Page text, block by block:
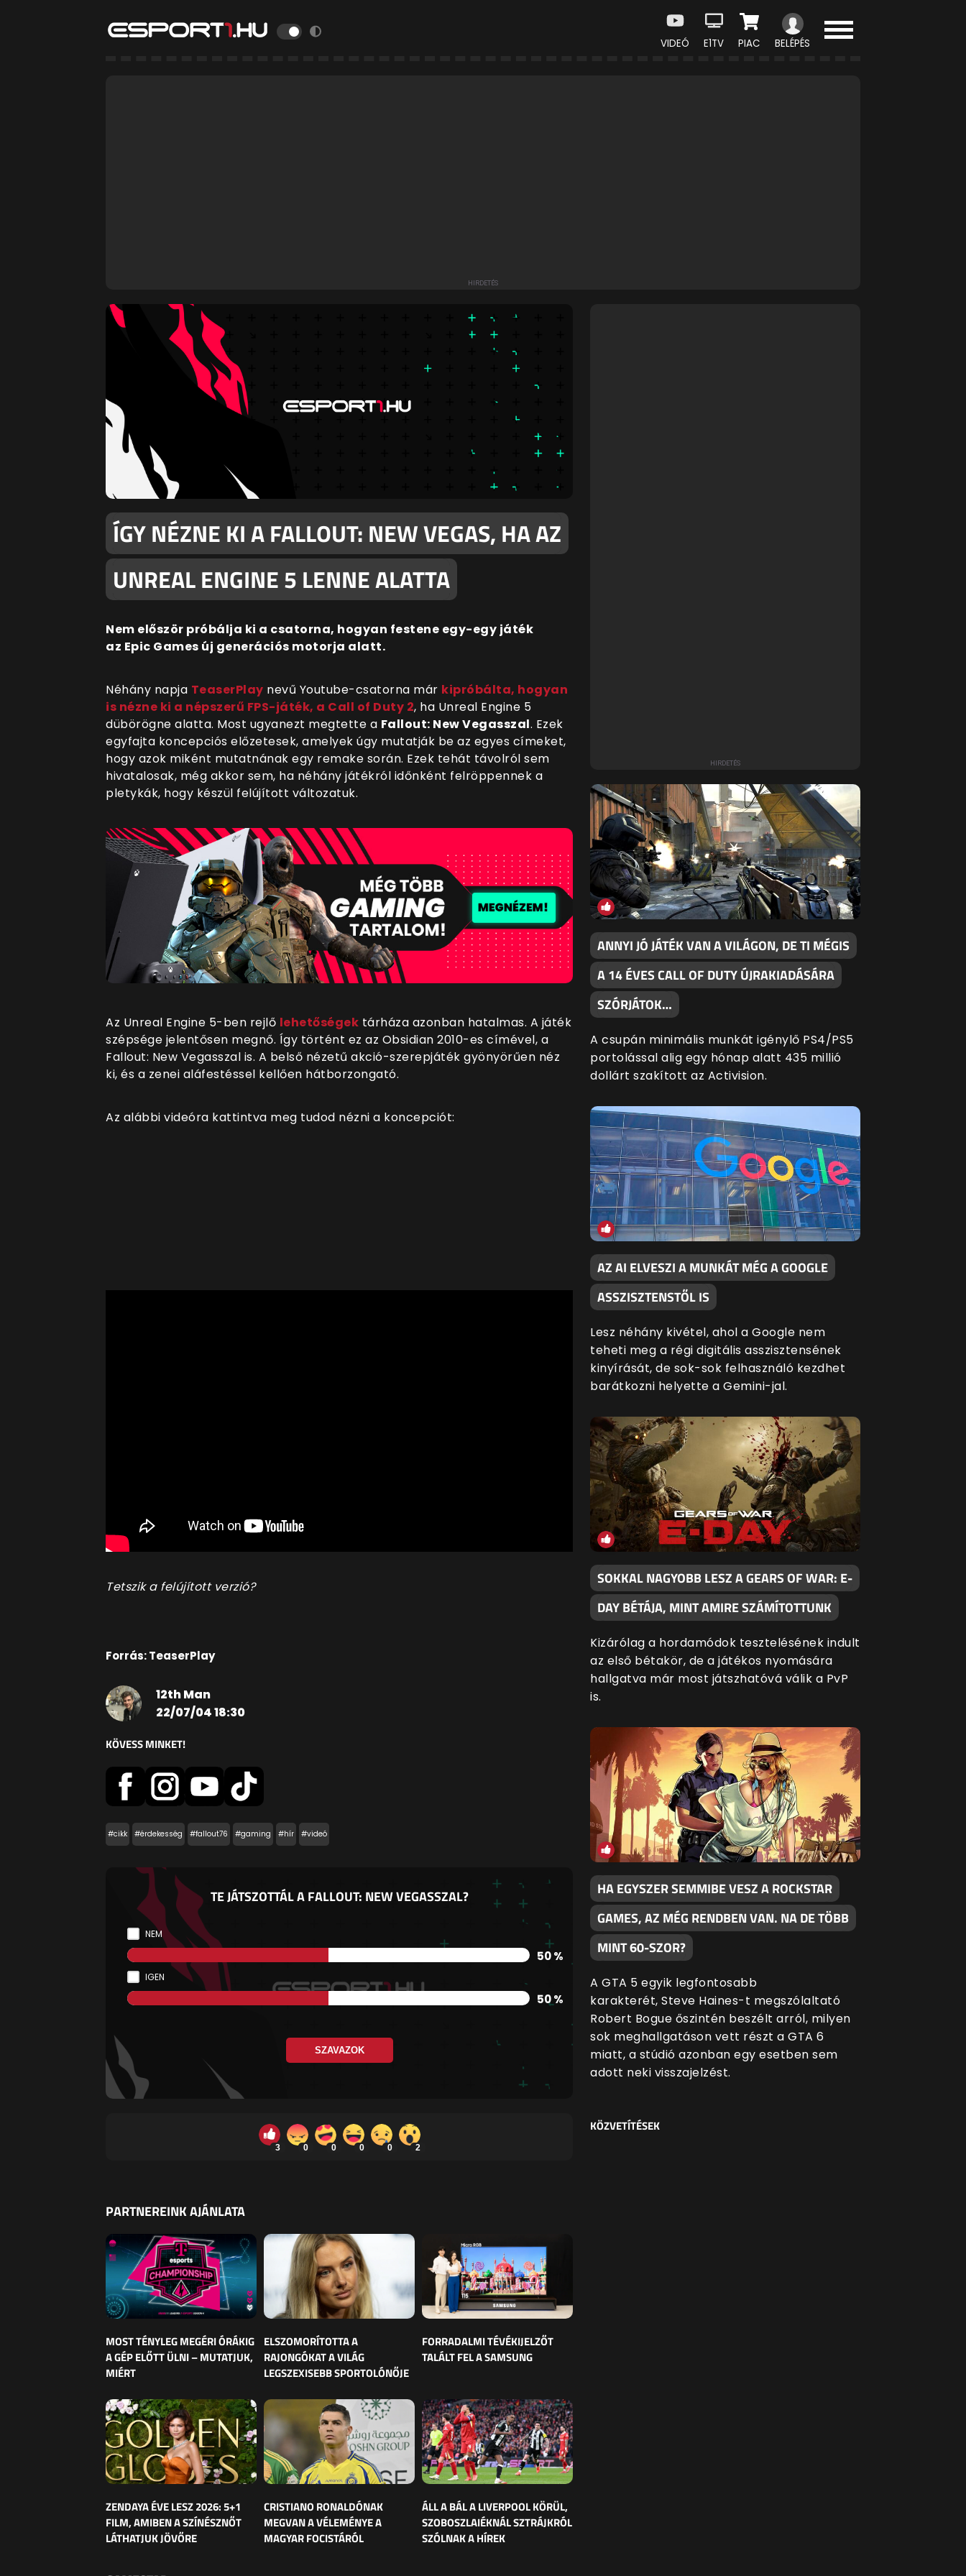
VIDEÓ E1TV PIAC BELÉPÉS
ÍGY NÉZNE KI A FALLOUT: NEW VEGAS, HA AZ
UNREAL ENGINE 5 LENNE ALATTA
Nem először próbálja ki a csatorna, hogyan festene egy-egy játék
az Epic Games új generációs motorja alatt.
Néhány napja TeaserPlay nevű Youtube-csatorna már kipróbálta, hogyan
is nézne ki a népszerű FPS-játék, a Call of Duty 2, ha Unreal Engine 5
dübörögne alatta. Most ugyanezt megtette a Fallout: New Vegasszal. Ezek
egyfajta koncepciós előzetesek, amelyek úgy mutatják be az egyes címeket,
hogy azok miként mutatnának egy remake során. Ezek tehát távolról sem
hivatalosak, még akkor sem, ha néhány játékról időnként felröppennek a
pletykák, hogy készül felújított változatuk.
Az Unreal Engine 5-ben rejlő lehetőségek tárháza azonban hatalmas. A játék
szépsége jelentősen megnő. Így történt ez az Obsidian 2010-es címével, a
Fallout: New Vegasszal is. A belső nézetű akció-szerepjáték gyönyörűen néz
ki, és a zenei aláfestéssel kellően hátborzongató.
Az alábbi videóra kattintva meg tudod nézni a koncepciót:
Tetszik a felújított verzió?
Forrás: TeaserPlay
12th Man
22/07/04 18:30
KÖVESS MINKET!
#cikk #érdekesség #fallout76 #gaming #hír #videó
TE JÁTSZOTTÁL A FALLOUT: NEW VEGASSZAL?
NEM
50 %
IGEN
50 %
SZAVAZOK
3 0 0 0 0 2
PARTNEREINK AJÁNLATA
MOST TÉNYLEG MEGÉRI ÓRÁKIG
A GÉP ELŐTT ÜLNI – MUTATJUK,
MIÉRT
ELSZOMORÍTOTTA A
RAJONGÓKAT A VILÁG
LEGSZEXISEBB SPORTOLÓNŐJE
FORRADALMI TÉVÉKIJELZŐT
TALÁLT FEL A SAMSUNG
ZENDAYA ÉVE LESZ 2026: 5+1
FILM, AMIBEN A SZÍNÉSZNŐT
LÁTHATJUK JÖVŐRE
CRISTIANO RONALDÓNAK
MEGVAN A VÉLEMÉNYE A
MAGYAR FOCISTÁRÓL
ÁLL A BÁL A LIVERPOOL KÖRÜL,
SZOBOSZLAIÉKNÁL SZTRÁJKRÓL
SZÓLNAK A HÍREK
ANNYI JÓ JÁTÉK VAN A VILÁGON, DE TI MÉGIS
A 14 ÉVES CALL OF DUTY ÚJRAKIADÁSÁRA
SZÓRJÁTOK…
A csupán minimális munkát igénylő PS4/PS5
portolással alig egy hónap alatt 435 millió
dollárt szakított az Activision.
AZ AI ELVESZI A MUNKÁT MÉG A GOOGLE
ASSZISZTENSTŐL IS
Lesz néhány kivétel, ahol a Google nem
teheti meg a régi digitális asszisztensének
kinyírását, de sok-sok felhasználó kezdhet
barátkozni helyette a Gemini-jal.
SOKKAL NAGYOBB LESZ A GEARS OF WAR: E-
DAY BÉTÁJA, MINT AMIRE SZÁMÍTOTTUNK
Kizárólag a hordamódok tesztelésének indult
az első bétakör, de a játékos nyomására
hallgatva már most játszhatóvá válik a PvP
is.
HA EGYSZER SEMMIBE VESZ A ROCKSTAR
GAMES, AZ MÉG RENDBEN VAN. NA DE TÖBB
MINT 60-SZOR?
A GTA 5 egyik legfontosabb
karakterét, Steve Haines-t megszólaltató
Robert Bogue őszintén beszélt arról, milyen
sok meghallgatáson vett részt a GTA 6
miatt, a stúdió azonban egy esetben sem
adott neki visszajelzést.
KÖZVETÍTÉSEK